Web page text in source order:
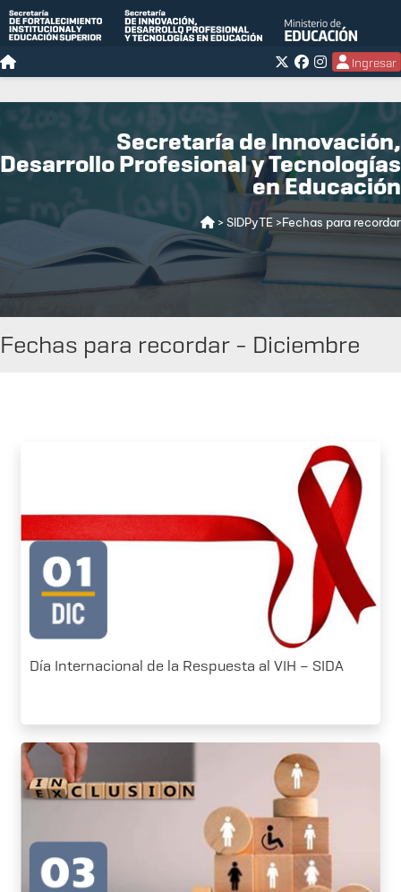
Ingresar
Secretaría de Innovación,
Desarrollo Profesional y Tecnologías
en Educación
> SIDPyTE >Fechas para recordar
Fechas para recordar - Diciembre
Día Internacional de la Respuesta al VIH – SIDA